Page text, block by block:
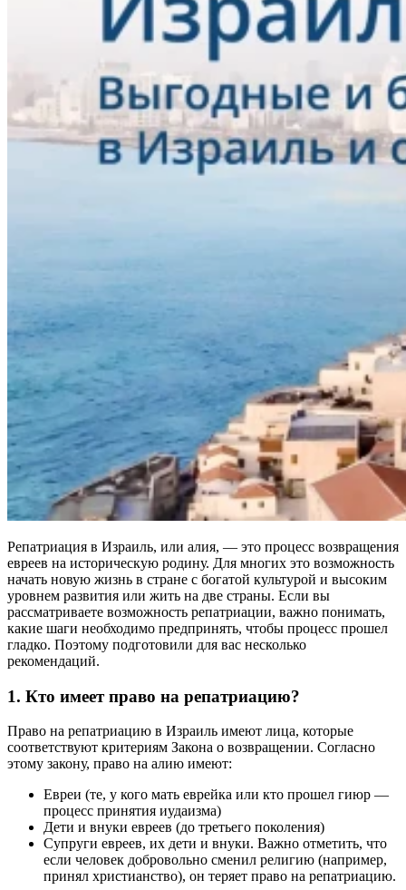
Репатриация в Израиль, или алия, — это процесс возвращения
евреев на историческую родину. Для многих это возможность
начать новую жизнь в стране с богатой культурой и высоким
уровнем развития или жить на две страны. Если вы
рассматриваете возможность репатриации, важно понимать,
какие шаги необходимо предпринять, чтобы процесс прошел
гладко. Поэтому подготовили для вас несколько
рекомендаций.
1. Кто имеет право на репатриацию?
Право на репатриацию в Израиль имеют лица, которые
соответствуют критериям Закона о возвращении. Согласно
этому закону, право на алию имеют:
Евреи (те, у кого мать еврейка или кто прошел гиюр —
процесс принятия иудаизма)
Дети и внуки евреев (до третьего поколения)
Супруги евреев, их дети и внуки. Важно отметить, что
если человек добровольно сменил религию (например,
принял христианство), он теряет право на репатриацию.